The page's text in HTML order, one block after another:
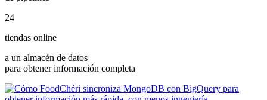
24
tiendas online
a un almacén de datos
para obtener información completa